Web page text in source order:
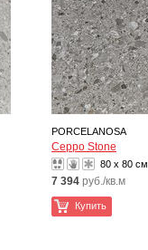
PORCELANOSA
Ceppo Stone
80 x 80 см
7 394 руб./кв.м
Купить